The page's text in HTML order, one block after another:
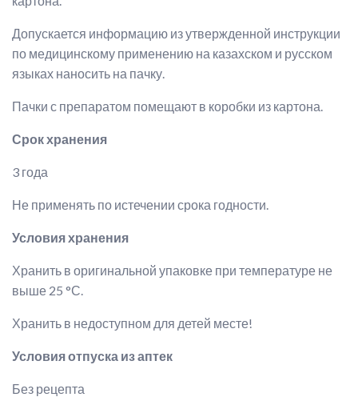
Допускается информацию из утвержденной инструкции
по медицинскому применению на казахском и русском
языках наносить на пачку.
Пачки с препаратом помещают в коробки из картона.
Срок хранения
3 года
Не применять по истечении срока годности.
Условия хранения
Хранить в оригинальной упаковке при температуре не
выше 25 °С.
Хранить в недоступном для детей месте!
Условия отпуска из аптек
Без рецепта